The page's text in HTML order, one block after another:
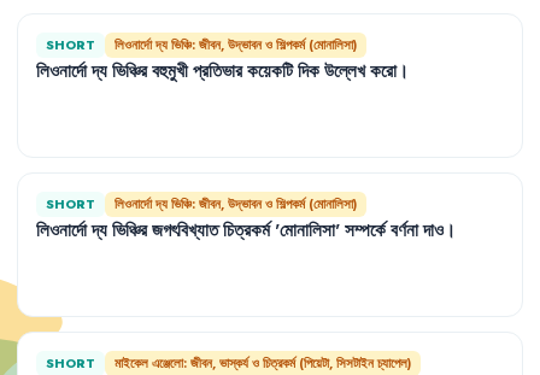
SHORT লিওনার্দো দ্য ভিঞ্চি: জীবন, উদ্ভাবন ও শিল্পকর্ম (মোনালিসা)
লিওনার্দোদ্যভিঞ্চিরবহুমুখীপ্রতিভারকয়েকটিদিকউল্লেখকরো।
SHORT লিওনার্দো দ্য ভিঞ্চি: জীবন, উদ্ভাবন ও শিল্পকর্ম (মোনালিসা)
লিওনার্দোদ্যভিঞ্চিরজগৎবিখ্যাতচিত্রকর্ম 'মোনালিসা'সম্পর্কেবর্ণনাদাও।
SHORT মাইকেল এঞ্জেলো: জীবন, ভাস্কর্য ও চিত্রকর্ম (পিয়েটা, সিসটাইন চ্যাপেল)